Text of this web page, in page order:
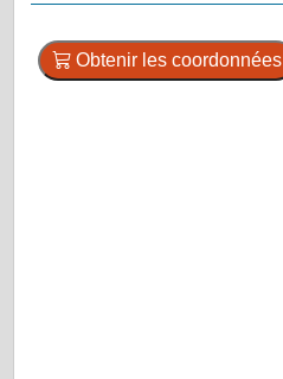
Obtenir les coordonnées